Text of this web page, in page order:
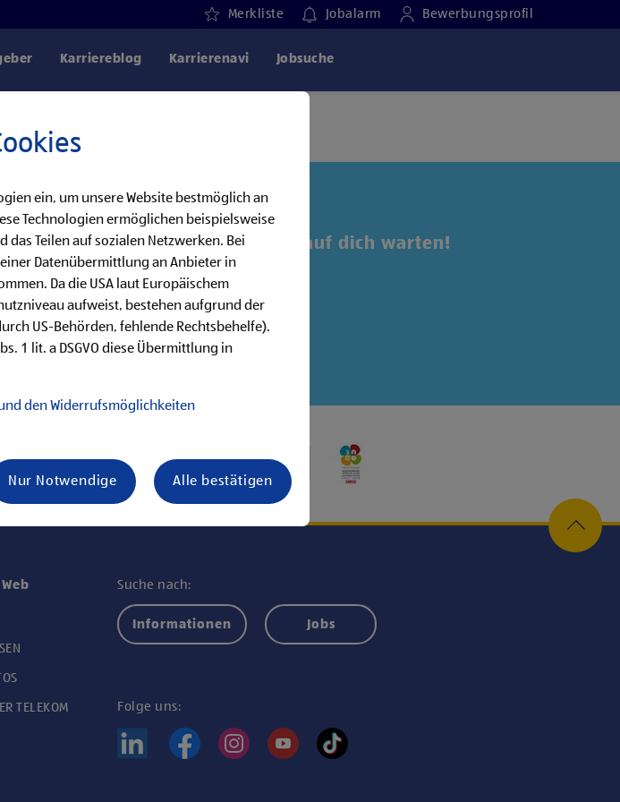
Merkliste Jobalarm Bewerbungsprofil
Karriereblog Karrierenavi Jobsuche
haben noch weitere Jobs, die auf dich warten!
dein Interesse!
deinen persönlichen Jobalarm:
Jobalarm
Web
TELEKOM
Suche nach:
Informationen Jobs
Folge uns:
ein, um unsere Website bestmöglich an
Technologien ermöglichen beispielsweise
Teilen auf sozialen Netzwerken. Bei
Datenübermittlung an Anbieter in
Da die USA laut Europäischem
aufweist, bestehen aufgrund der
US-Behörden, fehlende Rechtsbehelfe).
1 lit. a DSGVO diese Übermittlung in
den Widerrufsmöglichkeiten
Nur Notwendige Alle bestätigen